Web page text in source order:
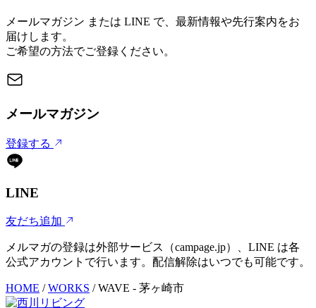
メールマガジン または LINE で、最新情報や先行案内をお
届けします。
ご希望の方法でご登録ください。
メールマガジン
登録する
LINE
友だち追加
メルマガの登録は外部サービス（campage.jp）、LINE は各
公式アカウントで行います。配信解除はいつでも可能です。
HOME / WORKS / WAVE - 茅ヶ崎市